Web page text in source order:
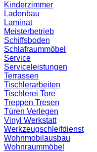
Kinderzimmer
Ladenbau
Laminat
Meisterbetrieb
Schiffsboden
Schlafraummöbel
Service
Serviceleistungen
Terrassen
Tischlerarbeiten
Tischlerei Tore
Treppen Tresen
Türen Verlegen
Vinyl Werkstatt
Werkzeugschleifdienst
Wohnmobilausbau
Wohnraummöbel